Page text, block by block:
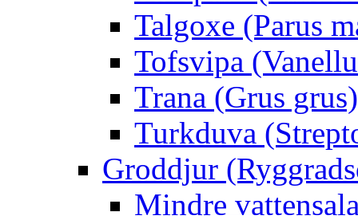
Talgoxe (Parus
Tofsvipa
Trana (Grus grus)
Turkduva
Groddjur
Mindre